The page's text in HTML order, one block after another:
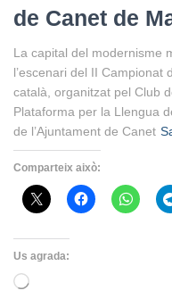
de Canet de
La capital del modernisme
l’escenari del II Campionat
català, organitzat pel Club
Plataforma per la Llengua
de l’Ajuntament de Canet
Comparteix això:
Us agrada:
S'està